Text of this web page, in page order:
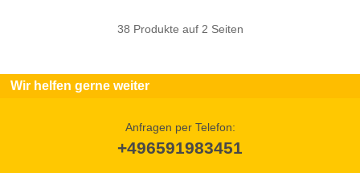
38 Produkte auf 2 Seiten
Wir helfen gerne weiter
Anfragen per Telefon:
+496591983451